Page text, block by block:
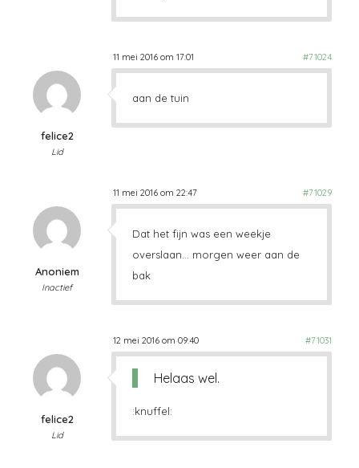
11 mei 2016 om 17:01 #71024
felice2
Lid
aan de tuin
11 mei 2016 om 22:47 #71029
Anoniem
Inactief
Dat het fijn was een weekje
overslaan… morgen weer aan de
bak
12 mei 2016 om 09:40 #71031
felice2
Lid
Helaas wel.
:knuffel: